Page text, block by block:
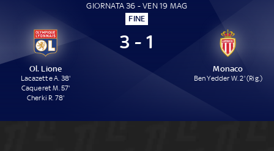
GIORNATA 36 - VEN 19 MAG
FINE
Ol. Lione
Lacazette A. 38'
Caqueret M. 57'
Cherki R. 78'
3 - 1
Monaco
Ben Yedder W. 2' (Rig.)